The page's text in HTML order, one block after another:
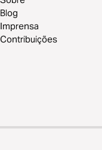
Blog
Imprensa
Contribuições